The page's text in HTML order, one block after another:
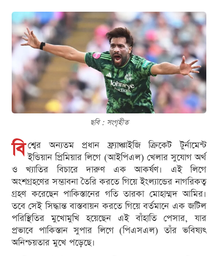
ছবি : সংগৃহীত
বি শ্বের অন্যতম প্রধান ফ্র্যাঞ্চাইজি ক্রিকেট টুর্নামেন্ট
ইন্ডিয়ান প্রিমিয়ার লিগে (আইপিএল) খেলার সুযোগ অর্থ
ও খ্যাতির বিচারে দারুণ এক আকর্ষণ। এই লিগে
অংশগ্রহণের সম্ভাবনা তৈরি করতে গিয়ে ইংল্যান্ডের নাগরিকত্ব
গ্রহণ করেছেন পাকিস্তানের গতি তারকা মোহাম্মদ আমির।
তবে সেই সিদ্ধান্ত বাস্তবায়ন করতে গিয়ে বর্তমানে এক জটিল
পরিস্থিতির মুখোমুখি হয়েছেন এই বাঁহাতি পেসার, যার
প্রভাবে পাকিস্তান সুপার লিগে (পিএসএল) তাঁর ভবিষ্যৎ
অনিশ্চয়তার মুখে পড়েছে।